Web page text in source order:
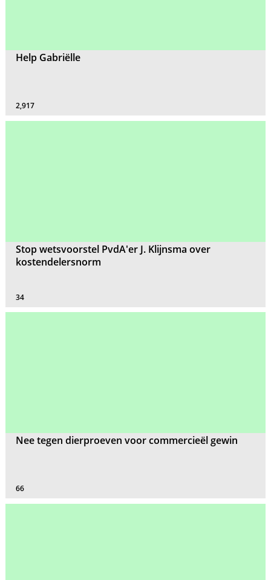
Help Gabriëlle
2,917
Stop wetsvoorstel PvdA'er J. Klijnsma over
kostendelersnorm
34
Nee tegen dierproeven voor commercieël gewin
66